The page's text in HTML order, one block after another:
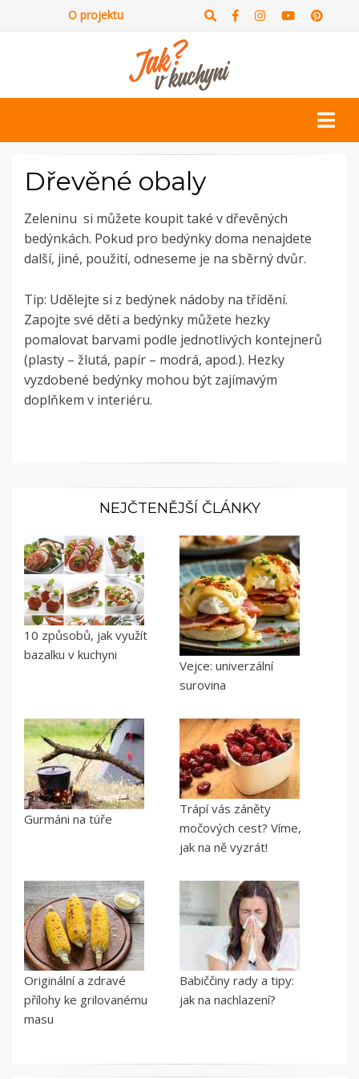
O projektu
Dřevěné obaly
Zeleninu si můžete koupit také v dřevěných
bedýnkách. Pokud pro bedýnky doma nenajdete
další, jiné, použití, odneseme je na sběrný dvůr.
Tip: Udělejte si z bedýnek nádoby na třídění.
Zapojte své děti a bedýnky můžete hezky
pomalovat barvami podle jednotlivých kontejnerů
(plasty – žlutá, papír – modrá, apod.). Hezky
vyzdobené bedýnky mohou být zajímavým
doplňkem v interiéru.
NEJČTENĚJŠÍ ČLÁNKY
10 způsobů, jak využít
bazalku v kuchyni
Vejce: univerzální
surovina
Gurmáni na túře
Trápí vás záněty
močových cest? Víme,
jak na ně vyzrát!
Originální a zdravé
přílohy ke grilovanému
masu
Babiččiny rady a tipy:
jak na nachlazení?